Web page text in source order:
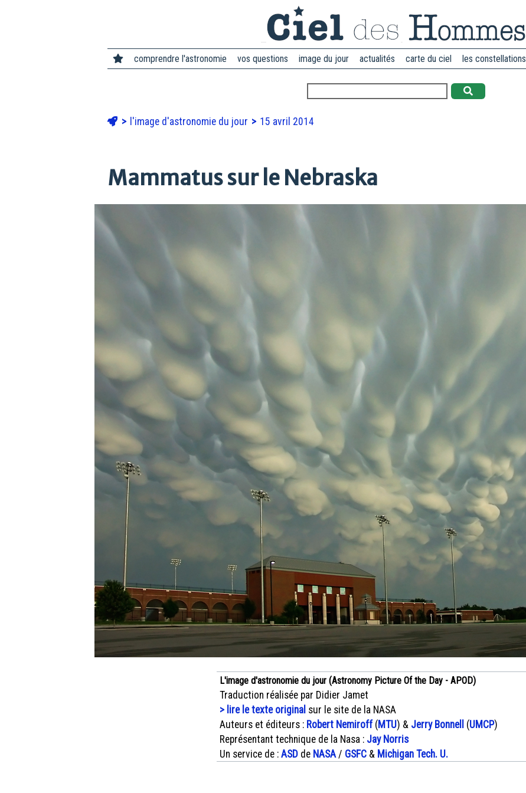
comprendre l'astronomie vos questions image du jour actualités carte du ciel les constellations
l'image d'astronomie du jour 15 avril 2014
Mammatus sur le Nebraska
L'image d'astronomie du jour (Astronomy Picture Of the Day - APOD)
Traduction réalisée par Didier Jamet
> lire le texte original sur le site de la NASA
Auteurs et éditeurs : Robert Nemiroff(MTU) & Jerry Bonnell (UMCP)
Représentant technique de la Nasa : Jay Norris
Un service de : ASD de NASA / GSFC & Michigan Tech. U.